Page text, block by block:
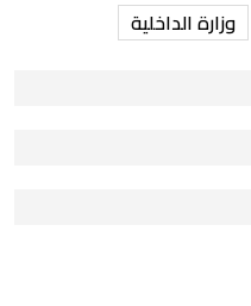
وزارة الداخلية